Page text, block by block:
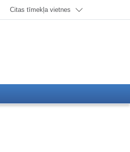
Citas tīmekļa vietnes